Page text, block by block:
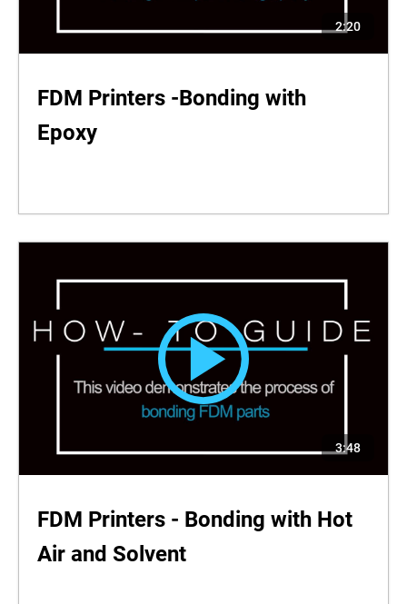
2:20
FDM Printers -Bonding with
Epoxy
3:48
FDM Printers - Bonding with Hot
Air and Solvent